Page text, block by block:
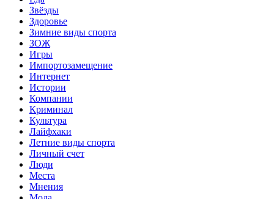
Звёзды
Здоровье
Зимние виды спорта
ЗОЖ
Игры
Импортозамещение
Интернет
Истории
Компании
Криминал
Культура
Лайфхаки
Летние виды спорта
Личный счет
Люди
Места
Мнения